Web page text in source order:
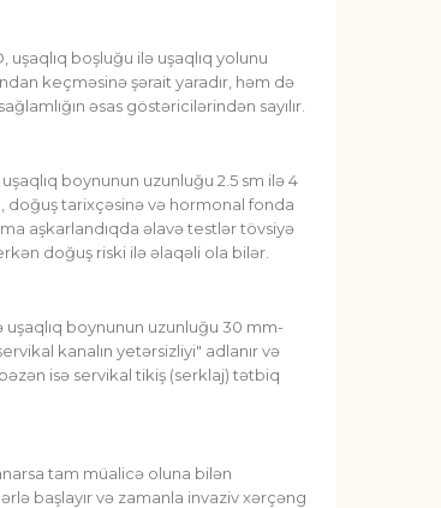
boşluğu ilə uşaqlıq yolunu
keçməsinə şərait yaradır, həm də
əsas göstəricilərindən sayılır.
boynunun uzunluğu 2.5 sm ilə 4
doğuş tarixçəsinə və hormonal fonda
aşkarlandıqda əlavə testlər tövsiyə
doğuş riski ilə əlaqəli ola bilər.
boynunun uzunluğu 30 mm-
kanalın yetərsizliyi" adlanır və
isə servikal tikiş (serklaj) tətbiq
tam müalicə oluna bilən
başlayır və zamanla invaziv xərçəng